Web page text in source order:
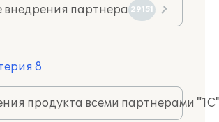
внедрения партнера 29151
8
продукта всеми партнерами